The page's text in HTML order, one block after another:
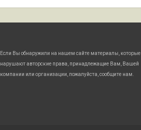
Если Вы обнаружили на нашем сайте материалы, которые
нарушают авторские права, принадлежащие Вам, Вашей
компании или организации, пожалуйста, сообщите нам.